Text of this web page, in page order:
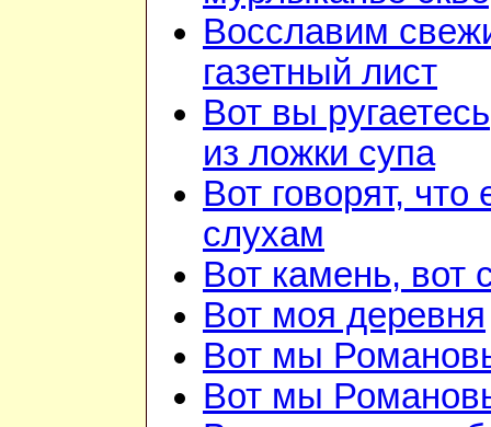
Восславим
газетный лист
Вот вы
из ложки супа
Вот говорят, что
слухам
Вот камень, вот
Вот моя деревня
Вот мы
Вот мы